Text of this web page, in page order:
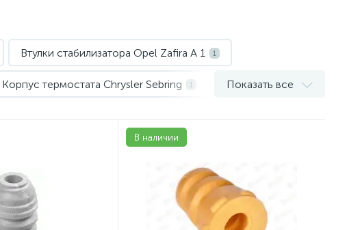
Втулки стабилизатора Opel Zafira A 1 1
Корпус термостата Chrysler Sebring 1
Наконечники рулевые Opel Corsa D 4
рулевые Skoda Fabia 1 MK1 1
Опоры амортизатора BMW 5 E39
Показать все
В наличии